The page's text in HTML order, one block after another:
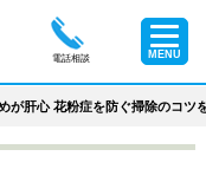
電話相談 MENU
が肝心 花粉症を防ぐ掃除のコツ